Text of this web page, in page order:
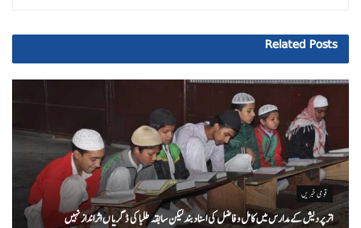
Related Posts
قومی خبریں
اتر پردیش کےمدارس میں کامل و فاضل کی اسناد بند لیکن سابقہ طلبا کی ڈگریا ں اثرانداز نہیں